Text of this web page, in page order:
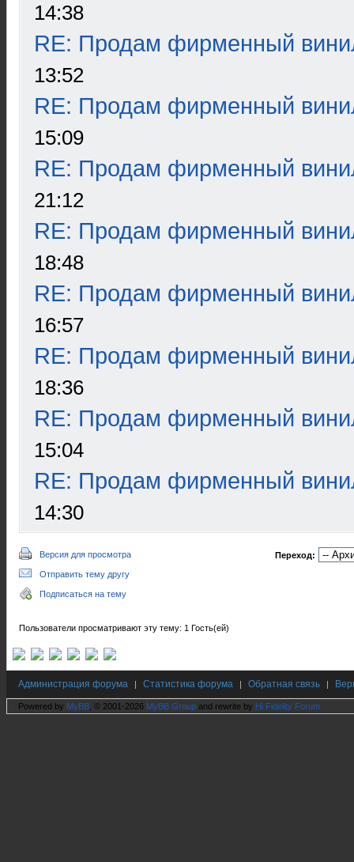
14:38
RE: Продам фирменный
13:52
RE: Продам фирменный
15:09
RE: Продам фирменный
21:12
RE: Продам фирменный
18:48
RE: Продам фирменный
16:57
RE: Продам фирменный
18:36
RE: Продам фирменный
15:04
RE: Продам фирменный
14:30
Версия для просмотра
Отправить тему другу
Подписаться на тему
Переход:
Пользователи просматривают эту тему: 1 Гость(ей)
Администрация форума | Статистика форума | Обратная связь |
Powered by MyBB , © 2001-2026 MyBB Group and rewrite by Hi Fidelity Forum